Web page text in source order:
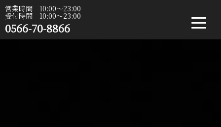
営業時間 10:00〜23:00
受付時間 10:00〜23:00
0566-70-8866